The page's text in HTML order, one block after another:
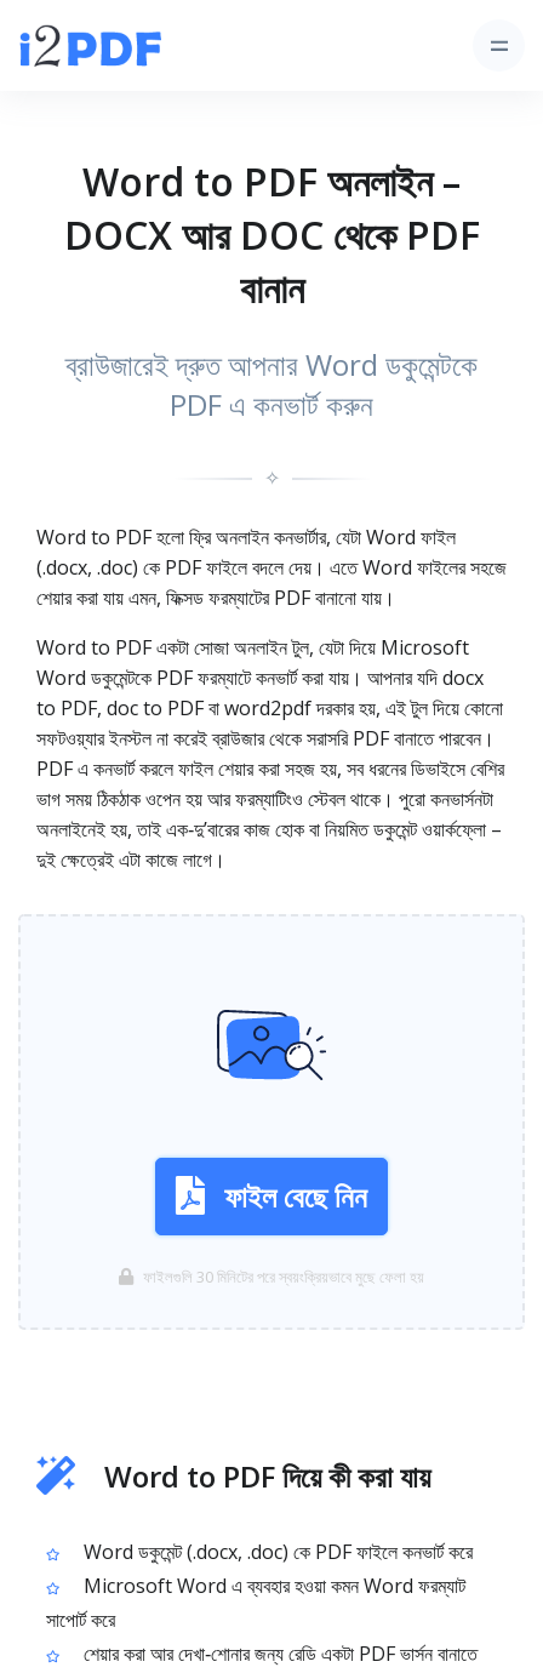
Word to PDF অনলাইন –
DOCX আর DOC থেকে PDF
বানান
ব্রাউজারেই দ্রুত আপনার Word ডকুমেন্টকে
PDF এ কনভার্ট করুন
✧
Word to PDF হলো ফ্রি অনলাইন কনভার্টার, যেটা Word ফাইল
(.docx, .doc) কে PDF ফাইলে বদলে দেয়। এতে Word ফাইলের সহজে
শেয়ার করা যায় এমন, ফিক্সড ফরম্যাটের PDF বানানো যায়।
Word to PDF একটা সোজা অনলাইন টুল, যেটা দিয়ে Microsoft
Word ডকুমেন্টকে PDF ফরম্যাটে কনভার্ট করা যায়। আপনার যদি docx
to PDF, doc to PDF বা word2pdf দরকার হয়, এই টুল দিয়ে কোনো
সফটওয়্যার ইনস্টল না করেই ব্রাউজার থেকে সরাসরি PDF বানাতে পারবেন।
PDF এ কনভার্ট করলে ফাইল শেয়ার করা সহজ হয়, সব ধরনের ডিভাইসে বেশির
ভাগ সময় ঠিকঠাক ওপেন হয় আর ফরম্যাটিংও স্টেবল থাকে। পুরো কনভার্সনটা
অনলাইনেই হয়, তাই এক‑দু’বারের কাজ হোক বা নিয়মিত ডকুমেন্ট ওয়ার্কফ্লো –
দুই ক্ষেত্রেই এটা কাজে লাগে।
ফাইল বেছে নিন
ফাইলগুলি 30 মিনিটের পরে স্বয়ংক্রিয়ভাবে মুছে ফেলা হয়
Word to PDF দিয়ে কী করা যায়
Word ডকুমেন্ট (.docx, .doc) কে PDF ফাইলে কনভার্ট করে
Microsoft Word এ ব্যবহার হওয়া কমন Word ফরম্যাট
সাপোর্ট করে
শেয়ার করা আর দেখা‑শোনার জন্য রেডি একটা PDF ভার্সন বানাতে